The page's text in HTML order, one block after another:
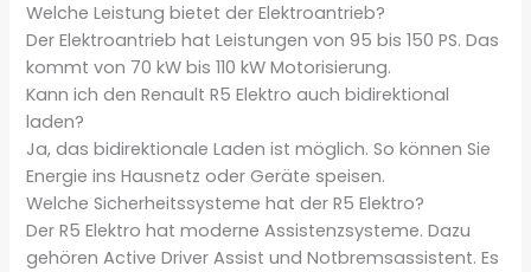
Welche Leistung bietet der Elektroantrieb?
Der Elektroantrieb hat Leistungen von 95 bis 150 PS. Das
kommt von 70 kW bis 110 kW Motorisierung.
Kann ich den Renault R5 Elektro auch bidirektional
laden?
Ja, das bidirektionale Laden ist möglich. So können Sie
Energie ins Hausnetz oder Geräte speisen.
Welche Sicherheitssysteme hat der R5 Elektro?
Der R5 Elektro hat moderne Assistenzsysteme. Dazu
gehören Active Driver Assist und Notbremsassistent. Es